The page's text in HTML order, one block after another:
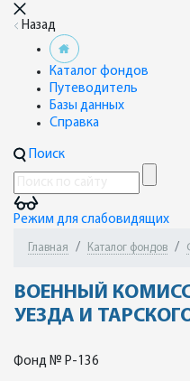
Назад
Каталог фондов
Путеводитель
Базы данных
Справка
Поиск
Режим для слабовидящих
Главная Каталог фондов
ВОЕННЫЙ
УЕЗДА И
Фонд № Р-136